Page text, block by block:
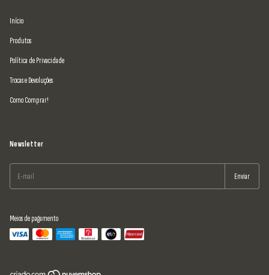
Início
Produtos
Política de Privacidade
Trocas e Devoluções
Como Comprar!
Newsletter
Meios de pagamento